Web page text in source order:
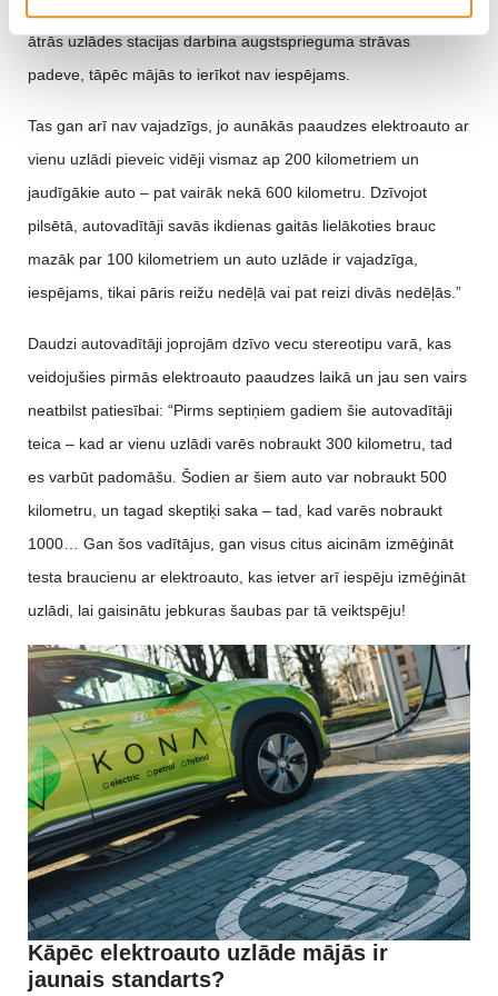
ātrās uzlādes stacijas darbina augstsprieguma strāvas
padeve, tāpēc mājās to ierīkot nav iespējams.
Tas gan arī nav vajadzīgs, jo aunākās paaudzes elektroauto ar
vienu uzlādi pieveic vidēji vismaz ap 200 kilometriem un
jaudīgākie auto – pat vairāk nekā 600 kilometru. Dzīvojot
pilsētā, autovadītāji savās ikdienas gaitās lielākoties brauc
mazāk par 100 kilometriem un auto uzlāde ir vajadzīga,
iespējams, tikai pāris reižu nedēļā vai pat reizi divās nedēļās.”
Daudzi autovadītāji joprojām dzīvo vecu stereotipu varā, kas
veidojušies pirmās elektroauto paaudzes laikā un jau sen vairs
neatbilst patiesībai: “Pirms septiņiem gadiem šie autovadītāji
teica – kad ar vienu uzlādi varēs nobraukt 300 kilometru, tad
es varbūt padomāšu. Šodien ar šiem auto var nobraukt 500
kilometru, un tagad skeptiķi saka – tad, kad varēs nobraukt
1000… Gan šos vadītājus, gan visus citus aicinām izmēģināt
testa braucienu ar elektroauto, kas ietver arī iespēju izmēģināt
uzlādi, lai gaisinātu jebkuras šaubas par tā veiktspēju!
Kāpēc elektroauto uzlāde mājās ir
jaunais standarts?